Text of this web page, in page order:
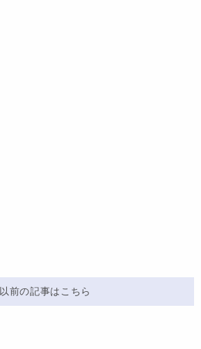
以前の記事はこちら